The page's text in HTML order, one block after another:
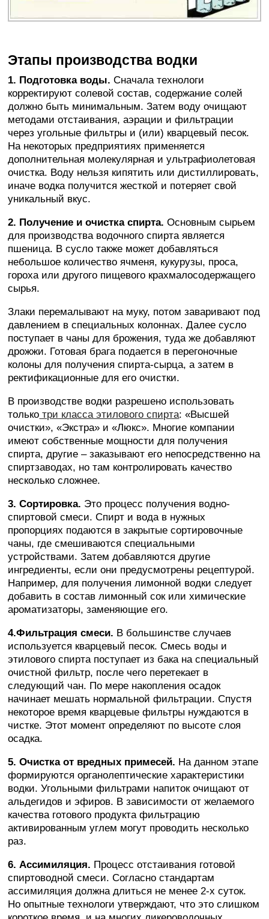
Этапы производства водки
1. Подготовка воды. Сначала технологи
корректируют солевой состав, содержание солей
должно быть минимальным. Затем воду очищают
методами отстаивания, аэрации и фильтрации
через угольные фильтры и (или) кварцевый песок.
На некоторых предприятиях применяется
дополнительная молекулярная и ультрафиолетовая
очистка. Воду нельзя кипятить или дистиллировать,
иначе водка получится жесткой и потеряет свой
уникальный вкус.
2. Получение и очистка спирта. Основным сырьем
для производства водочного спирта является
пшеница. В сусло также может добавляться
небольшое количество ячменя, кукурузы, проса,
гороха или другого пищевого крахмалосодержащего
сырья.
Злаки перемалывают на муку, потом заваривают под
давлением в специальных колоннах. Далее сусло
поступает в чаны для брожения, туда же добавляют
дрожжи. Готовая брага подается в перегоночные
колоны для получения спирта-сырца, а затем в
ректификационные для его очистки.
В производстве водки разрешено использовать
только три класса этилового спирта: «Высшей
очистки», «Экстра» и «Люкс». Многие компании
имеют собственные мощности для получения
спирта, другие – заказывают его непосредственно на
спиртзаводах, но там контролировать качество
несколько сложнее.
3. Сортировка. Это процесс получения водно-
спиртовой смеси. Спирт и вода в нужных
пропорциях подаются в закрытые сортировочные
чаны, где смешиваются специальными
устройствами. Затем добавляются другие
ингредиенты, если они предусмотрены рецептурой.
Например, для получения лимонной водки следует
добавить в состав лимонный сок или химические
ароматизаторы, заменяющие его.
4.Фильтрация смеси. В большинстве случаев
используется кварцевый песок. Смесь воды и
этилового спирта поступает из бака на специальный
очистной фильтр, после чего перетекает в
следующий чан. По мере накопления осадок
начинает мешать нормальной фильтрации. Спустя
некоторое время кварцевые фильтры нуждаются в
чистке. Этот момент определяют по высоте слоя
осадка.
5. Очистка от вредных примесей. На данном этапе
формируются органолептические характеристики
водки. Угольными фильтрами напиток очищают от
альдегидов и эфиров. В зависимости от желаемого
качества готового продукта фильтрацию
активированным углем могут проводить несколько
раз.
6. Ассимиляция. Процесс отстаивания готовой
спиртоводной смеси. Согласно стандартам
ассимиляция должна длиться не менее 2-х суток.
Но опытные технологи утверждают, что это слишком